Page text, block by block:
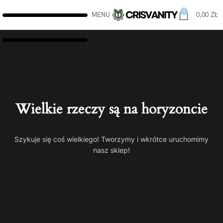
MENU 0 0,00 ZŁ
Wielkie rzeczy są na horyzoncie
Szykuje się coś wielkiego! Tworzymy i wkrótce uruchomimy
nasz sklep!